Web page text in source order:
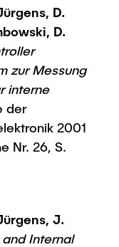
D.
D.
zur Messung
interne
der
2001
Nr. 26, S.
J.
Internal